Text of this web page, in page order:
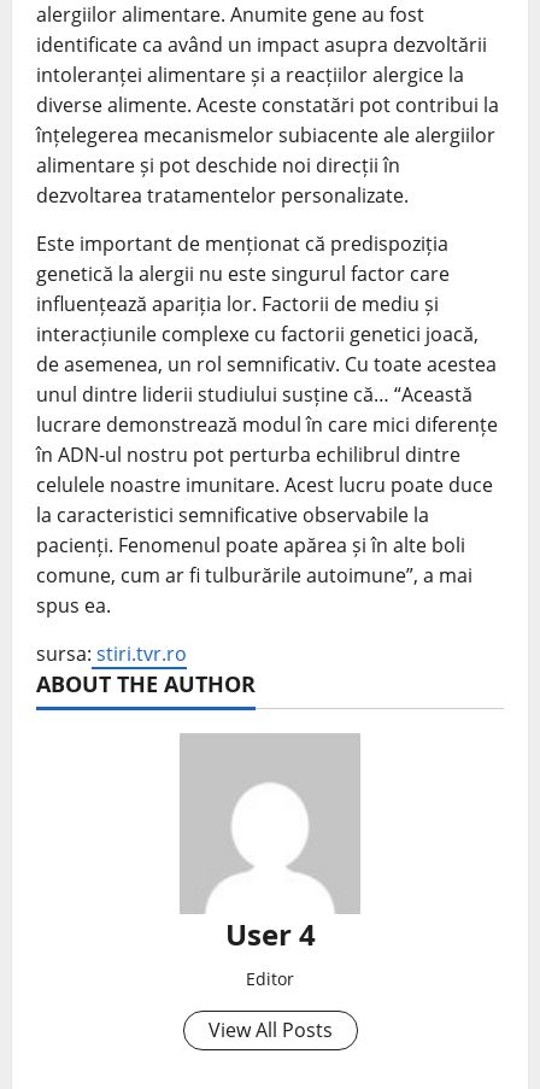
alergiilor alimentare. Anumite gene au fost
identificate ca având un impact asupra dezvoltării
intoleranței alimentare și a reacțiilor alergice la
diverse alimente. Aceste constatări pot contribui la
înțelegerea mecanismelor subiacente ale alergiilor
alimentare și pot deschide noi direcții în
dezvoltarea tratamentelor personalizate.
Este important de menționat că predispoziția
genetică la alergii nu este singurul factor care
influențează apariția lor. Factorii de mediu și
interacțiunile complexe cu factorii genetici joacă,
de asemenea, un rol semnificativ. Cu toate acestea
unul dintre liderii studiului susține că… “Această
lucrare demonstrează modul în care mici diferențe
în ADN-ul nostru pot perturba echilibrul dintre
celulele noastre imunitare. Acest lucru poate duce
la caracteristici semnificative observabile la
pacienți. Fenomenul poate apărea și în alte boli
comune, cum ar fi tulburările autoimune”, a mai
spus ea.
sursa: stiri.tvr.ro
ABOUT THE AUTHOR
User 4
Editor
View All Posts